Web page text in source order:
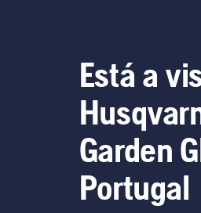
Está a
Garden
Portugal